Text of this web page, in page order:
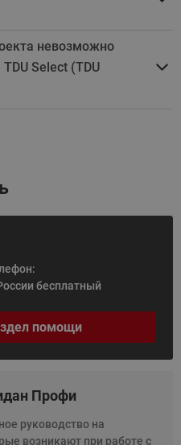
невозможно
Select (TDU
бесплатный
помощи
Профи
руководство на
возникают при работе с